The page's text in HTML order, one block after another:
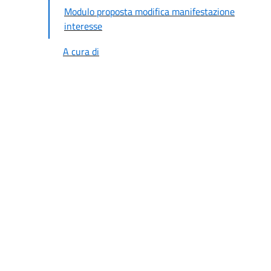
Modulo proposta modifica manifestazione
interesse
A cura di